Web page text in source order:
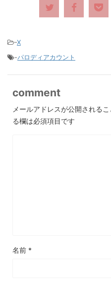
-X
-パロディアカウント
comment
メールアドレスが公開されるこ
る欄は必須項目です
名前 *